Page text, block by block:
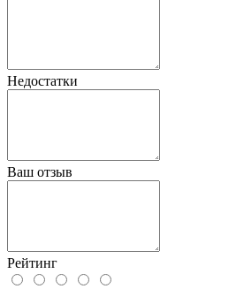
Недостатки
Ваш отзыв
Рейтинг